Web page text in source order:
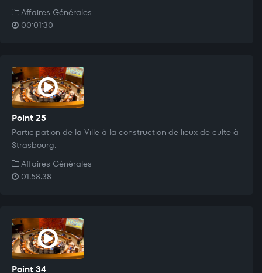
Affaires Générales
00:01:30
Point 25
Participation de la Ville à la construction de lieux de culte à
Strasbourg.
Affaires Générales
01:58:38
Point 34